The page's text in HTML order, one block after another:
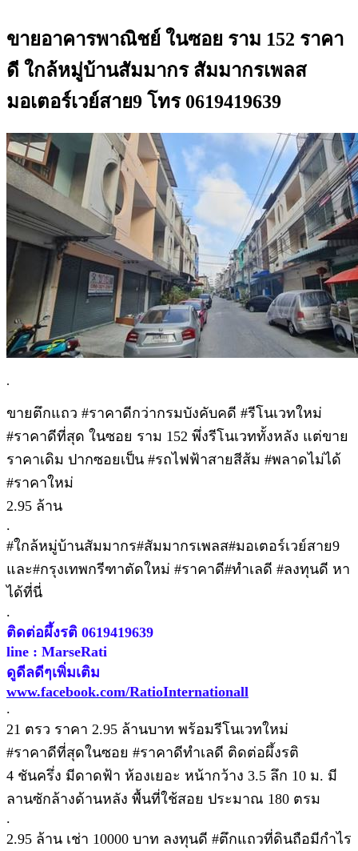
ขายอาคารพาณิชย์ ในซอย ราม 152 ราคา
ดี ใกล้หมู่บ้านสัมมากร สัมมากรเพลส
มอเตอร์เวย์สาย9 โทร 0619419639
.
ขายตึกแถว #ราคาดีกว่ากรมบังคับคดี #รีโนเวทใหม่
#ราคาดีที่สุด ในซอย ราม 152 พึ่งรีโนเวททั้งหลัง แต่ขาย
ราคาเดิม ปากซอยเป็น #รถไฟฟ้าสายสีส้ม #พลาดไม่ได้
#ราคาใหม่
2.95 ล้าน
.
#ใกล้หมู่บ้านสัมมากร#สัมมากรเพลส#มอเตอร์เวย์สาย9
และ#กรุงเทพกรีฑาตัดใหม่ #ราคาดี#ทำเลดี #ลงทุนดี หา
ได้ที่นี่
.
ติดต่อผึ้งรติ 0619419639
line : MarseRati
ดูดีลดีๆเพิ่มเติม
www.facebook.com/RatioInternationall
.
21 ตรว ราคา 2.95 ล้านบาท พร้อมรีโนเวทใหม่
#ราคาดีที่สุดในซอย #ราคาดีทำเลดี ติดต่อผึ้งรติ
4 ชันครึ่ง มีดาดฟ้า ห้องเยอะ หน้ากว้าง 3.5 ลึก 10 ม. มี
ลานซักล้างด้านหลัง พื้นที่ใช้สอย ประมาณ 180 ตรม
.
2.95 ล้าน เช่า 10000 บาท ลงทุนดี #ตึกแถวที่ดินถือมีกำไร